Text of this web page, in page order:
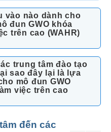
vào nào dành cho
đun GWO khóa
trên cao (WAHR)
trung tâm đào tạo
sao đây lại là lựa
mô đun GWO
việc trên cao
đến các